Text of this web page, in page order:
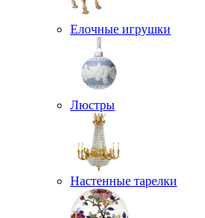
Елочные игрушки
Люстры
Настенные тарелки